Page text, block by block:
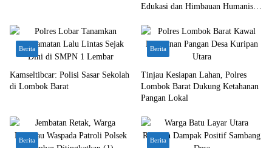
Edukasi dan Himbauan Humanis
Berita
Kamseltibcar: Polisi Sasar Sekolah
di Lombok Barat
Berita
Tinjau Kesiapan Lahan, Polres
Lombok Barat Dukung Ketahanan
Pangan Lokal
Berita Berita